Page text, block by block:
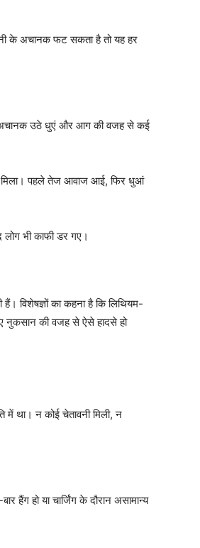
के अचानक फट सकता है तो यह हर
अचानक उठे धुएं और आग की वजह से कई
मिला। पहले तेज आवाज आई, फिर धुआं
भी काफी डर गए।
विशेषज्ञों का कहना है कि लिथियम-
नुकसान की वजह से ऐसे हादसे हो
में था। न कोई चेतावनी मिली, न
हैंग हो या चार्जिंग के दौरान असामान्य